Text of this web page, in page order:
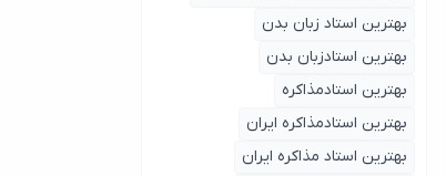
بهترین استاد زبان بدن
بهترین استادزبان بدن
بهترین استادمذاکره
بهترین استادمذاکره ایران
بهترین استاد مذاکره ایران